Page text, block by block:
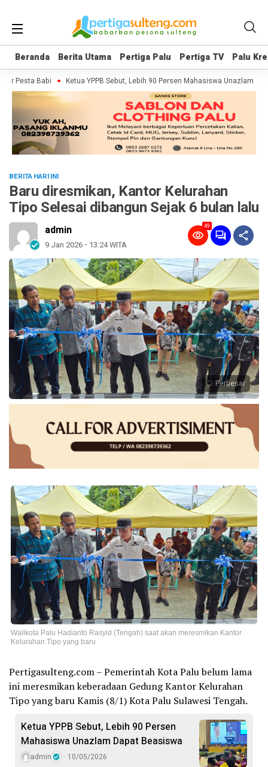
Beranda Berita Utama Pertiga Palu Pertiga TV Palu
Beranda Berita Utama Pertiga Palu Pertiga TV Palu
Pesta Babi Ketua YPPB Sebut, Lebih 90 Persen Mahasiswa Unazlam
BERITA HARI INI
Baru diresmikan, Kantor Kelurahan
Tipo Selesai dibangun Sejak 6 bulan lalu
admin
9 Jan 2026 - 13:24 WITA
49
Perbesar
Walikota Palu Hadianto Rasyid (Tengah) saat akan meresmikan Kantor
Kelurahan Tipo yang baru
Pertigasulteng.com – Pemerintah Kota Palu belum lama
ini meresmikan keberadaan Gedung Kantor Kelurahan
Tipo yang baru Kamis (8/1) Kota Palu Sulawesi Tengah.
Ketua YPPB Sebut, Lebih 90 Persen
Mahasiswa Unazlam Dapat Beasiswa
admin 10/05/2026